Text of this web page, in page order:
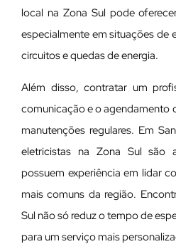
local na Zona Sul pode
especialmente em situações de
circuitos e quedas de energia.
Além disso, contratar um
comunicação e o agendamento
manutenções regulares. Em
eletricistas na Zona Sul são
possuem experiência em lidar
mais comuns da região.
Sul não só reduz o tempo de
para um serviço mais